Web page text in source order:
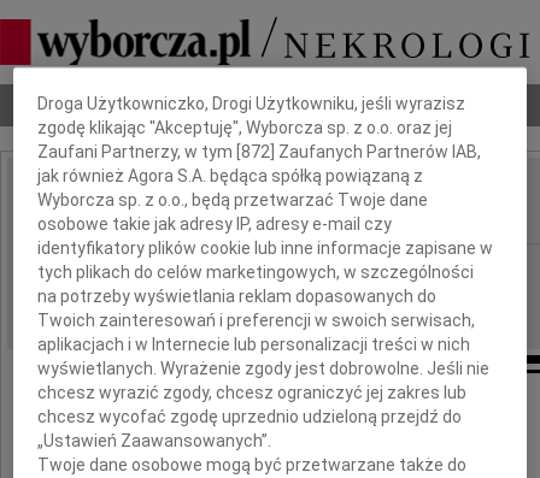
Nekrologi Odeszli Poradnik pogrzebowy
IMIĘ I NAZWISKO: Ewelina Matuszewska
REGION: Gdańsk
DATA EMISJI: 14.06.2012
Z głębokim smutkiem przyjęliśmy
wiadomość o śmierci
Dbamy o Twoją prywatność
Droga Użytkowniczko, Drogi Użytkowniku, jeśli wyrazisz
zgodę klikając "Akceptuję", Wyborcza sp. z o.o. oraz jej
Zaufani Partnerzy, w tym [872 ] Zaufanych Partnerów IAB,
jak również Agora S.A. będąca spółką powiązaną z
Wyborcza sp. z o.o., będą przetwarzać Twoje dane
osobowe takie jak adresy IP, adresy e-mail czy
identyfikatory plików cookie lub inne informacje zapisane w
tych plikach do celów marketingowych, w szczególności
na potrzeby wyświetlania reklam dopasowanych do
Twoich zainteresowań i preferencji w swoich serwisach,
aplikacjach i w Internecie lub personalizacji treści w nich
wyświetlanych. Wyrażenie zgody jest dobrowolne. Jeśli nie
chcesz wyrazić zgody, chcesz ograniczyć jej zakres lub
chcesz wycofać zgodę uprzednio udzieloną przejdź do
„Ustawień Zaawansowanych”.
Twoje dane osobowe mogą być przetwarzane także do